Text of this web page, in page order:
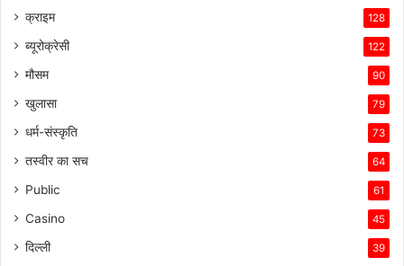
क्राइम 128
ब्यूरोक्रेसी 122
मौसम 90
खुलासा 79
धर्म-संस्कृति 73
तस्वीर का सच 64
Public 61
Casino 45
दिल्ली 39